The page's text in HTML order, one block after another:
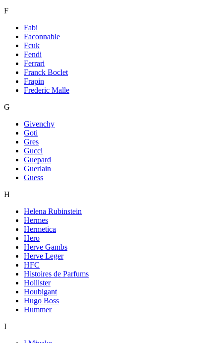
F
Fabi
Faconnable
Fcuk
Fendi
Ferrari
Franck Boclet
Frapin
Frederic Malle
G
Givenchy
Goti
Gres
Gucci
Guepard
Guerlain
Guess
H
Helena Rubinstein
Hermes
Hermetica
Hero
Herve Gambs
Herve Leger
HFC
Histoires de Parfums
Hollister
Houbigant
Hugo Boss
Hummer
I